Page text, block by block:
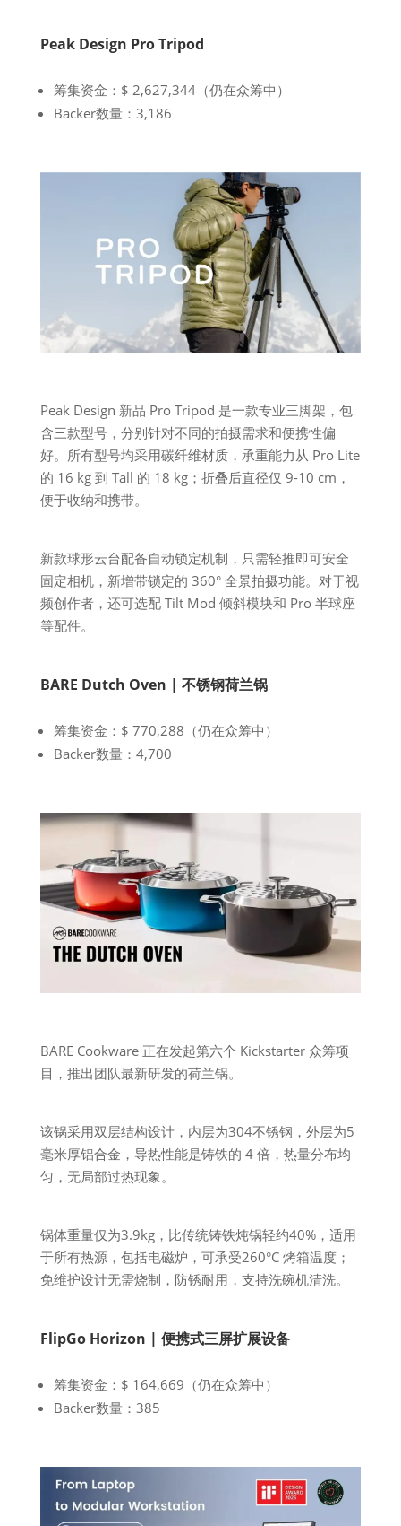
Peak Design Pro Tripod
筹集资金：$ 2,627,344（仍在众筹中）
Backer数量：3,186
Peak Design 新品 Pro Tripod 是一款专业三脚架，包
含三款型号，分别针对不同的拍摄需求和便携性偏
好。所有型号均采用碳纤维材质，承重能力从 Pro Lite
的 16 kg 到 Tall 的 18 kg；折叠后直径仅 9-10 cm，
便于收纳和携带。
新款球形云台配备自动锁定机制，只需轻推即可安全
固定相机，新增带锁定的 360° 全景拍摄功能。对于视
频创作者，还可选配 Tilt Mod 倾斜模块和 Pro 半球座
等配件。
BARE Dutch Oven | 不锈钢荷兰锅
筹集资金：$ 770,288（仍在众筹中）
Backer数量：4,700
BARE Cookware 正在发起第六个 Kickstarter 众筹项
目，推出团队最新研发的荷兰锅。
该锅采用双层结构设计，内层为304不锈钢，外层为5
毫米厚铝合金，导热性能是铸铁的 4 倍，热量分布均
匀，无局部过热现象。
锅体重量仅为3.9kg，比传统铸铁炖锅轻约40%，适用
于所有热源，包括电磁炉，可承受260°C 烤箱温度；
免维护设计无需烧制，防锈耐用，支持洗碗机清洗。
FlipGo Horizon | 便携式三屏扩展设备
筹集资金：$ 164,669（仍在众筹中）
Backer数量：385